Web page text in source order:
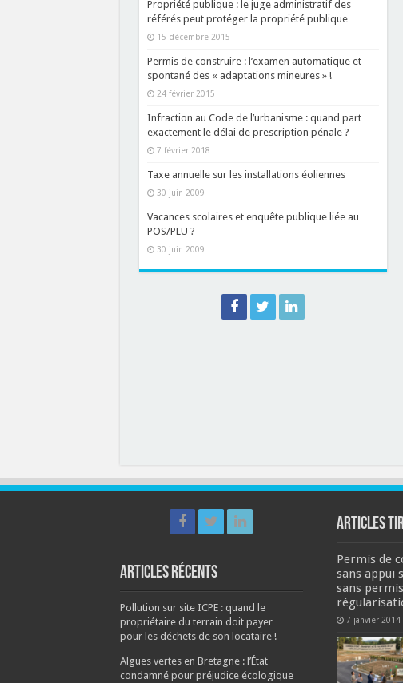
Propriété publique : le juge administratif des
référés peut protéger la propriété publique
15 décembre 2015
Permis de construire : l’examen automatique et
spontané des « adaptations mineures » !
24 février 2015
Infraction au Code de l’urbanisme : quand part
exactement le délai de prescription pénale ?
7 février 2018
Taxe annuelle sur les installations éoliennes
30 juin 2009
Vacances scolaires et enquête publique liée au
POS/PLU ?
30 juin 2009
Articles récents
Pollution sur site ICPE : quand le
propriétaire du terrain doit payer
pour les déchets de son locataire !
Algues vertes en Bretagne : l’État
condamné pour préjudice écologique
ARTICLES
Permis de
sans appui
sans
7 janvier 2014